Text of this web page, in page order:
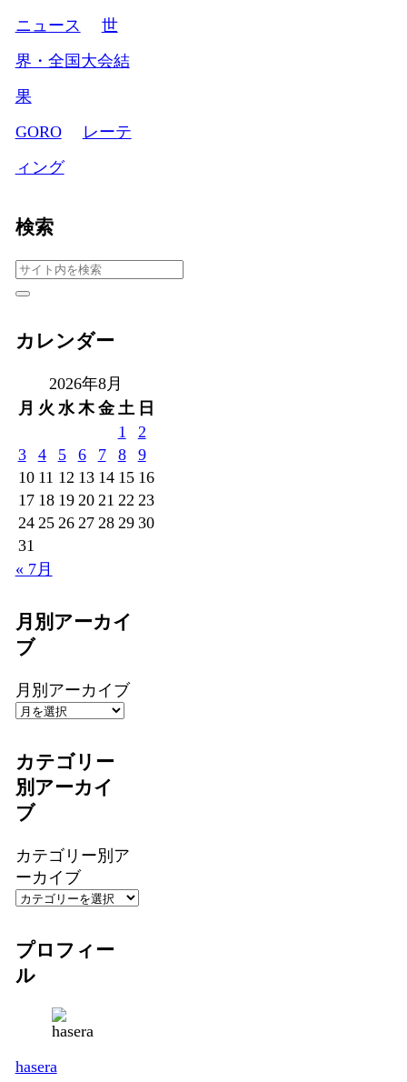
ニュース
世
界・全国大会結
果
GORO
レーテ
ィング
検索
カレンダー
2026年8月
月 火 水 木 金 土 日
1
2
3
4 5 6 7 8
9
10 11 12 13 14 15 16
17 18 19 20 21 22 23
24 25 26 27 28 29 30
31
« 7月
月別アーカイ
ブ
月別アーカイブ
カテゴリー
別アーカイ
ブ
カテゴリー別ア
ーカイブ
プロフィー
ル
hasera